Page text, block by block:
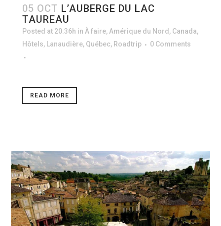
05 OCT L’AUBERGE DU LAC
TAUREAU
Posted at 20:36h in À faire, Amérique du Nord , Canada,
Hôtels, Lanaudière, Québec, Roadtrip 0 Comments
READ MORE